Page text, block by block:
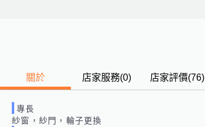
關於 店家服務(0) 店家評價(76)
專長
紗窗，紗門，輪子更換